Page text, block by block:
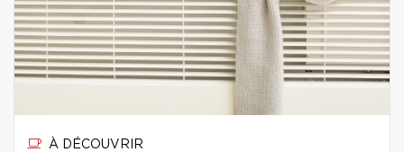
À DÉCOUVRIR